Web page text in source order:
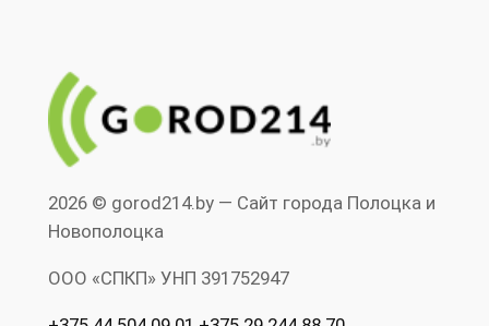
2026 © gorod214.by — Сайт города Полоцка и
Новополоцка
ООО «СПКП» УНП ‎391752947